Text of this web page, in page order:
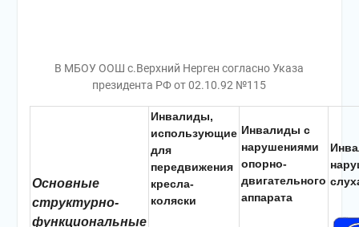
В МБОУ ООШ с.Верхний Нерген согласно Указа
президента РФ от 02.10.92 №115
Основные
структурно-
функциональные
Инвалиды,
использующие
для
передвижения
кресла-
коляски
Инвалиды с
нарушениями
опорно-
двигательного
аппарата